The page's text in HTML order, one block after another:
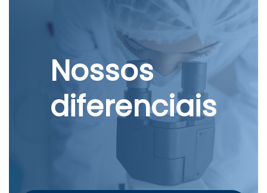
Nossos
diferenciais